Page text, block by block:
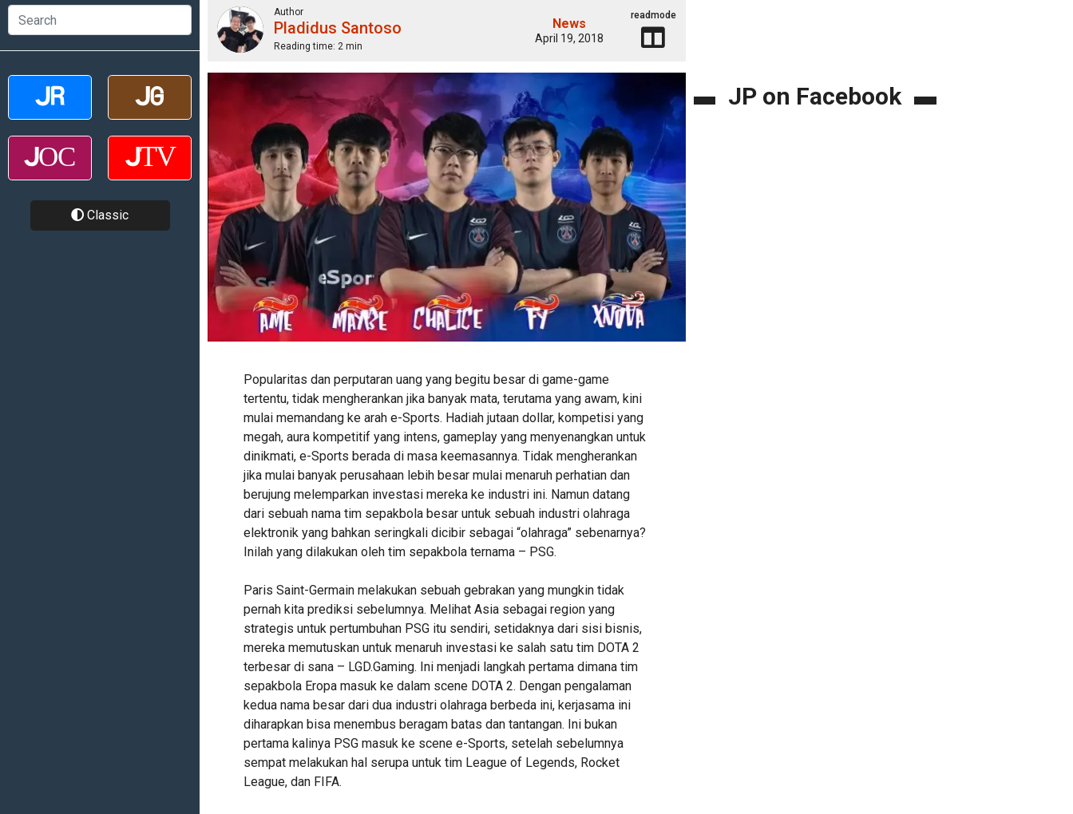
Classic
Author
Pladidus Santoso
Reading time: 2 min
News
April 19, 2018
readmode
Popularitas dan perputaran uang yang begitu besar di game-game
tertentu, tidak mengherankan jika banyak mata, terutama yang awam, kini
mulai memandang ke arah e-Sports. Hadiah jutaan dollar, kompetisi yang
megah, aura kompetitif yang intens, gameplay yang menyenangkan untuk
dinikmati, e-Sports berada di masa keemasannya. Tidak mengherankan
jika mulai banyak perusahaan lebih besar mulai menaruh perhatian dan
berujung melemparkan investasi mereka ke industri ini. Namun datang
dari sebuah nama tim sepakbola besar untuk sebuah industri olahraga
elektronik yang bahkan seringkali dicibir sebagai “olahraga” sebenarnya?
Inilah yang dilakukan oleh tim sepakbola ternama – PSG.
Paris Saint-Germain melakukan sebuah gebrakan yang mungkin tidak
pernah kita prediksi sebelumnya. Melihat Asia sebagai region yang
strategis untuk pertumbuhan PSG itu sendiri, setidaknya dari sisi bisnis,
mereka memutuskan untuk menaruh investasi ke salah satu tim DOTA 2
terbesar di sana – LGD.Gaming. Ini menjadi langkah pertama dimana tim
sepakbola Eropa masuk ke dalam scene DOTA 2. Dengan pengalaman
kedua nama besar dari dua industri olahraga berbeda ini, kerjasama ini
diharapkan bisa menembus beragam batas dan tantangan. Ini bukan
pertama kalinya PSG masuk ke scene e-Sports, setelah sebelumnya
sempat melakukan hal serupa untuk tim League of Legends, Rocket
League, dan FIFA.
JP on Facebook